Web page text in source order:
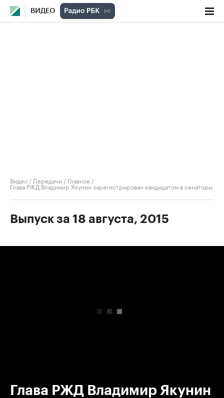
ВИДЕО
Видео / Передачи / Главное /
Глава РЖД Владимир Якунин зарегистрирован кандидатом в сенаторы
Выпуск за 18 августа, 2015
Глава РЖД Владимир Якунин